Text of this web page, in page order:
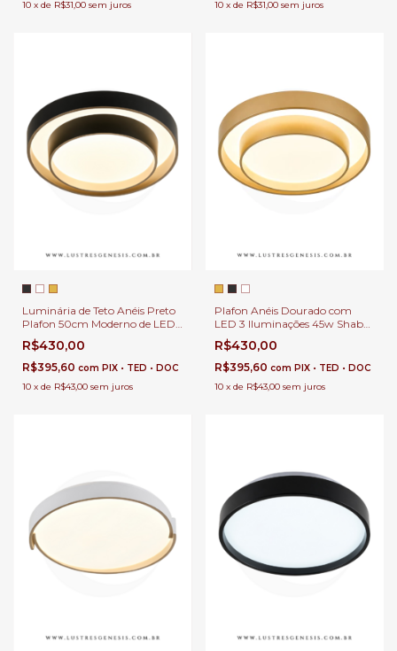
10 x de R$31,00 sem juros 10 x de R$31,00 sem juros
Luminária de Teto Anéis Preto
Plafon 50cm Moderno de LED
Multicolor 4500Lm Shabe
Para Escritório, Quartos e
Corredor
R$430,00
R$395,60 com PIX • TED • DOC
10 x de R$43,00 sem juros
Plafon Anéis Dourado com
LED 3 Iluminações 45w Shabe
Redondo Ø50cm Para Lavabo,
Corredor e Escritório
R$430,00
R$395,60 com PIX • TED • DOC
10 x de R$43,00 sem juros